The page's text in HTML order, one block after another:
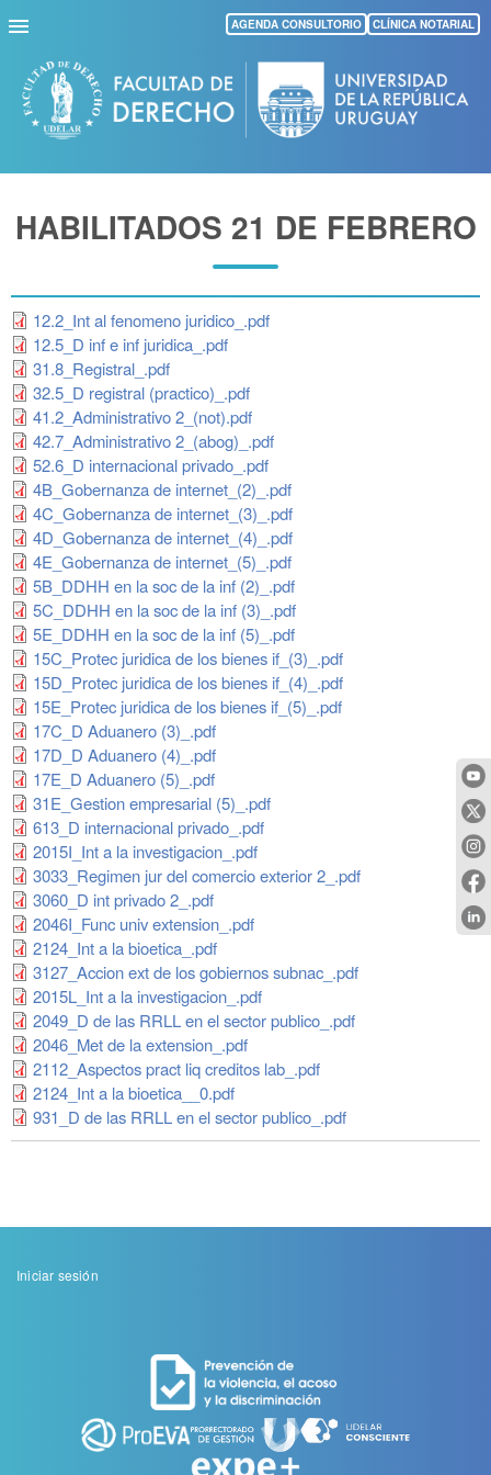
Pasar
al
contenido
principal
AGENDA CONSULTORIO CLÍNICA NOTARIAL
HABILITADOS 21 DE FEBRERO
12.2_Int al fenomeno juridico_.pdf
12.5_D inf e inf juridica_.pdf
31.8_Registral_.pdf
32.5_D registral (practico)_.pdf
41.2_Administrativo 2_(not).pdf
42.7_Administrativo 2_(abog)_.pdf
52.6_D internacional privado_.pdf
4B_Gobernanza de internet_(2)_.pdf
4C_Gobernanza de internet_(3)_.pdf
4D_Gobernanza de internet_(4)_.pdf
4E_Gobernanza de internet_(5)_.pdf
5B_DDHH en la soc de la inf (2)_.pdf
5C_DDHH en la soc de la inf (3)_.pdf
5E_DDHH en la soc de la inf (5)_.pdf
15C_Protec juridica de los bienes if_(3)_.pdf
15D_Protec juridica de los bienes if_(4)_.pdf
15E_Protec juridica de los bienes if_(5)_.pdf
17C_D Aduanero (3)_.pdf
17D_D Aduanero (4)_.pdf
17E_D Aduanero (5)_.pdf
31E_Gestion empresarial (5)_.pdf
613_D internacional privado_.pdf
2015I_Int a la investigacion_.pdf
3033_Regimen jur del comercio exterior 2_.pdf
3060_D int privado 2_.pdf
2046I_Func univ extension_.pdf
2124_Int a la bioetica_.pdf
3127_Accion ext de los gobiernos subnac_.pdf
2015L_Int a la investigacion_.pdf
2049_D de las RRLL en el sector publico_.pdf
2046_Met de la extension_.pdf
2112_Aspectos pract liq creditos lab_.pdf
2124_Int a la bioetica__0.pdf
931_D de las RRLL en el sector publico_.pdf
Menu
Iniciar sesión